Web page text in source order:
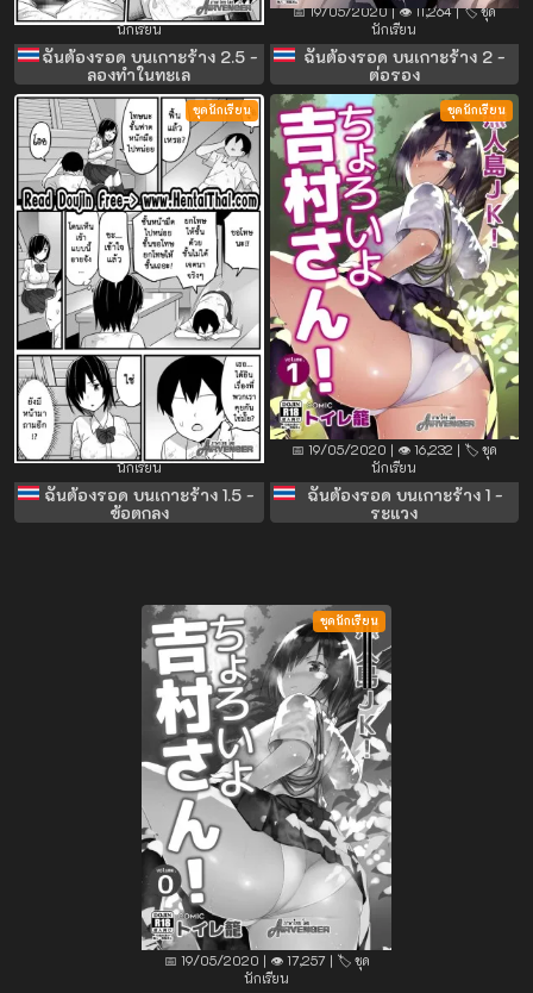
ฉันต้องรอด บนเกาะร้าง 2.5 -
ลองทำในทะเล
📅 19/05/2020 | 👁️ 3,813 | 🏷️ ชุด
นักเรียน
ฉันต้องรอด บนเกาะร้าง 2 -
ต่อรอง
📅 19/05/2020 | 👁️ 11,264 | 🏷️ ชุด
นักเรียน
ชุดนักเรียน
ฉันต้องรอด บนเกาะร้าง 1.5 -
ข้อตกลง
📅 19/05/2020 | 👁️ 6,214 | 🏷️ ชุด
นักเรียน
ชุดนักเรียน
ฉันต้องรอด บนเกาะร้าง 1 -
ระแวง
📅 19/05/2020 | 👁️ 16,232 | 🏷️ ชุด
นักเรียน
ชุดนักเรียน
📅 19/05/2020 | 👁️ 17,257 | 🏷️ ชุด
นักเรียน